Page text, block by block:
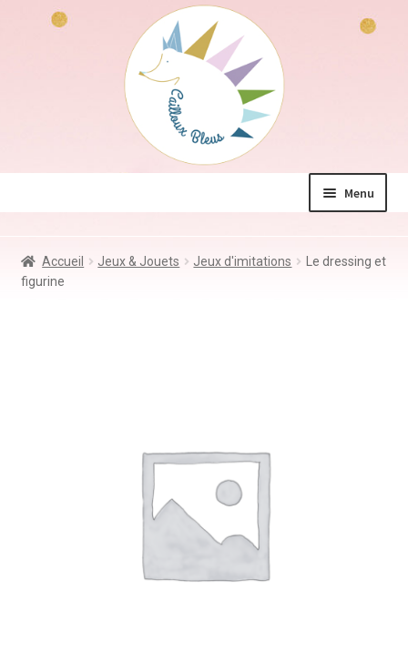
Menu
Jeux & Jouets
Accueil Jeux & Jouets Jeux d'imitations
Le dressing et
figurine